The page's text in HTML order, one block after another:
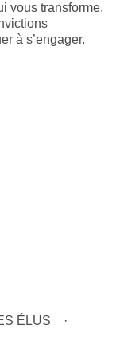
vous transforme.
à s’engager.
ÉLUS